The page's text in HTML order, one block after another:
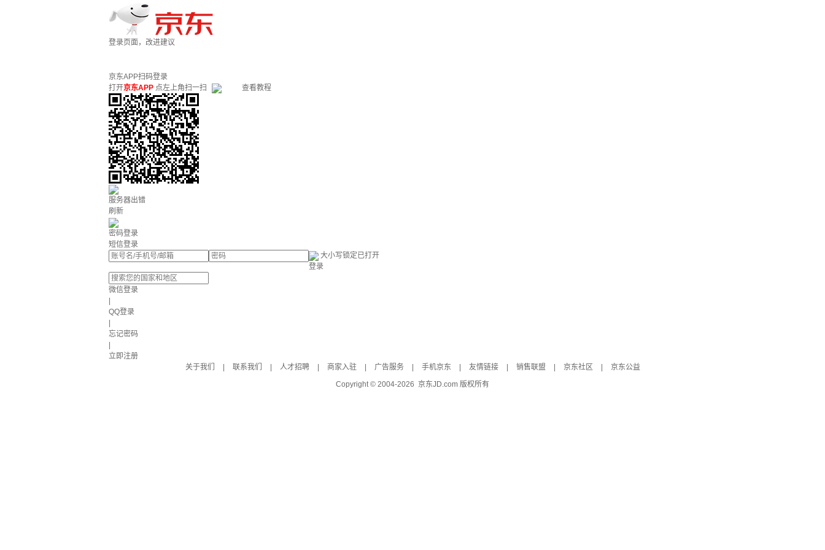
登录页面，改进建议
京东APP扫码登录
打开京东APP 点左上角扫一扫 查看教程
服务器出错
刷新
密码登录
短信登录
大小写锁定已打开
登录
微信登录
QQ登录
忘记密码
立即注册
关于我们
联系我们 人才招聘 商家入驻 广告服务 手机京东 友情链接 销售联盟 京东社区
京东公益
Copyright © 2004-2026 京东JD.com 版权所有